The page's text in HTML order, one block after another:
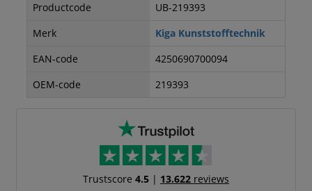
Productcode
UB-219393
Merk
Kiga Kunststofftechnik
EAN-code
4250690700094
OEM-code
219393
Trustscore 4.5| 13.622reviews